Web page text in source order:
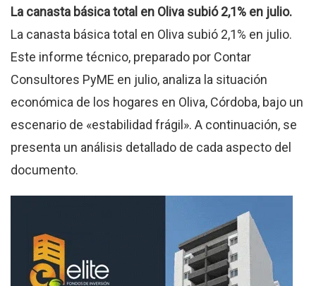
La canasta básica total en Oliva subió 2,1% en julio.
La canasta básica total en Oliva subió 2,1% en julio.
Este informe técnico, preparado por Contar
Consultores PyME en julio, analiza la situación
económica de los hogares en Oliva, Córdoba, bajo un
escenario de «estabilidad frágil». A continuación, se
presenta un análisis detallado de cada aspecto del
documento.